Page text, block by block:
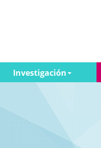
Investigación